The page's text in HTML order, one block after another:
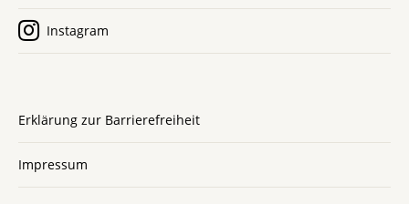
Instagram
Erklärung zur Barrierefreiheit
Impressum